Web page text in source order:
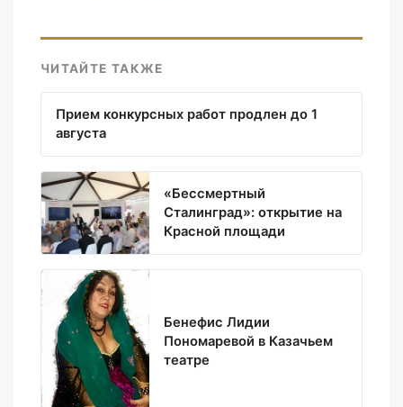
ЧИТАЙТЕ ТАКЖЕ
Прием конкурсных работ продлен до 1
августа
«Бессмертный
Сталинград»: открытие на
Красной площади
Бенефис Лидии
Пономаревой в Казачьем
театре